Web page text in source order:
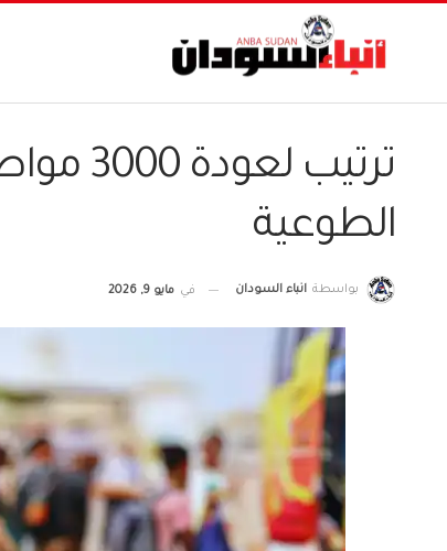
ترتيب
الطوعية
بواسطة انباء السودان في مايو 9, 2026